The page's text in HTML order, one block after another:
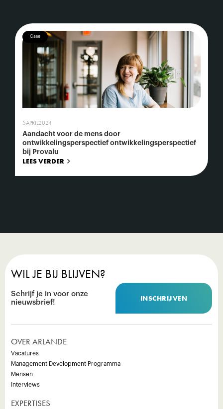
Case
5APRIL2024
Aandacht voor de mens door
ontwikkelingsperspectief ontwikkelingsperspectief
bij Provalu
LEES VERDER
WIL JE BIJ BLIJVEN?
Schrijf je in voor onze
nieuwsbrief!
INSCHRIJVEN
OVER ARLANDE
Vacatures
Management Development Programma
Mensen
Interviews
EXPERTISES